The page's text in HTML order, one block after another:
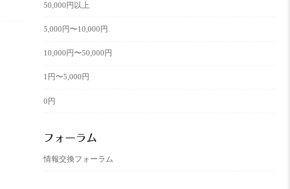
50,000円以上
5,000円〜10,000円
10,000円〜50,000円
1円〜5,000円
0円
フォーラム
情報交換フォーラム